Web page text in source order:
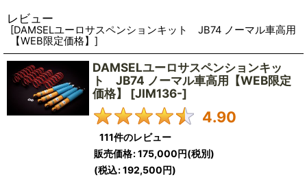
レビュー
[DAMSELユーロサスペンションキット JB74 ノーマル車高用
【WEB限定価格】 ]
DAMSELユーロサスペンションキッ
ト JB74 ノーマル車高用【WEB限定
価格】
[JIM136-]
4.90
111件のレビュー
販売価格:175,000円(税別)
(税込:192,500円)